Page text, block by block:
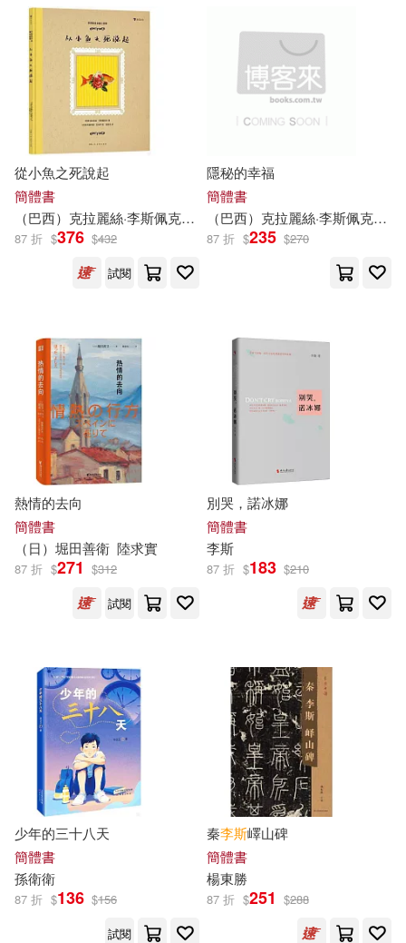
梁啟超(51)
英國HIT娛樂公司(50)
テツ(49)
陳鈞彥(48)
全國衛生專業技術資格考試專家委
左近堂絵里(46)
（英）狄更斯(46) 李鎮西(45)
亞瑟．柯南．道爾(44)
（英）威廉·莎士比亞(44)
本書編寫組(43) 水野良(43)
李國文(42)
柯南‧道爾(41)
（英）莎士比亞(41)
(英)柯南·道爾(40) 蘇青和(40)
笑江南(39) 荒川弘(39)
蕭中剛(39) （德）尼采(39)
中信出版社(305)
譯林出版社(299)
SECRET MUSIC(295)
上海人民出版社(295)
遠流(285) 崧燁文化(274)
中國社會科學出版社(265)
時報出版(262)
上海譯文出版社(253)
上海音樂出版社(226)
harmonia mundi(220)
浙江大學出版社(216)
中華書局(215)
其他 (可複選)
現在可購買商品(22125)
價格
範圍
從小魚之死說起
簡體書
（巴西）克拉麗絲·李斯佩克朵 張曉非
87 折 $376 $432
試閱
隱秘的幸福
簡體書
（巴西）克拉麗絲·李斯佩克朵
87 折 $235 $270
熱情的去向
簡體書
（日）堀田善衛 陸求實
87 折 $271 $312
試閱
別哭，諾冰娜
簡體書
李斯
87 折 $183 $210
少年的三十八天
簡體書
孫衛衛
87 折 $136 $156
試閱
秦李斯嶧山碑
簡體書
楊東勝
87 折 $251 $288